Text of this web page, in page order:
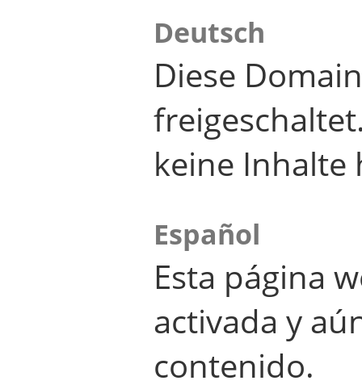
Deutsch
Diese
keine Inhalte
Español
Esta página
activada y
contenido.